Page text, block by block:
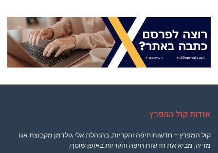
אודות קול המפרץ
קול המפרץ – חדשות חיפה והקריות, בהנהלת אלי גולדמן מקבוצת אגו
מדיה, מביא את חדשות חיפה והקריות באופן שוטף.